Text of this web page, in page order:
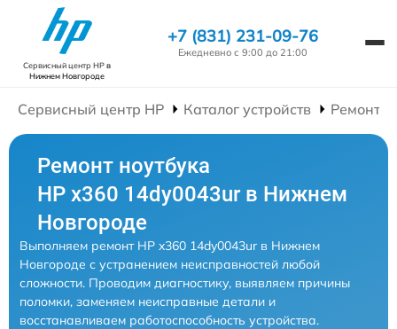
Сервисный центр HPв
Нижнем Новгороде
+7 (831) 231-09-76
Ежедневно с 9:00 до 21:00
Сервисный центр HP Каталог устройств Ремонт
Ремонт ноутбука
HP x360 14dy0043ur в Нижнем
Новгороде
Выполняем ремонт HP x360 14dy0043ur в Нижнем
Новгороде с устранением неисправностей любой
сложности. Проводим диагностику, выявляем причины
поломки, заменяем неисправные детали и
восстанавливаем работоспособность устройства.